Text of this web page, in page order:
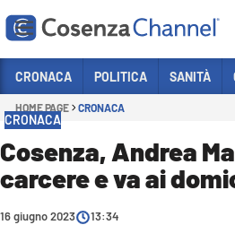
Sezioni
POLITICA
CRONACA POLITICA SANITÀ
HOME PAGE CRONACA
CRONACA
Cosenza, Andrea
carcere e va ai
16 giugno 2023 13:34